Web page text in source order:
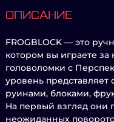
ОПИСАНИЕ
FROGBLOCK — это
котором вы играете
головоломки с
уровень
руинами, блоками,
На первый взгляд они
неожиданных